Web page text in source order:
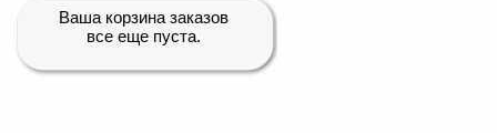
Ваша корзина заказов
все еще пуста.